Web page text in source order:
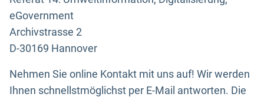
eGovernment
Archivstrasse 2
D-30169 Hannover
Nehmen Sie online Kontakt mit uns auf! Wir werden
Ihnen schnellstmöglichst per E-Mail antworten. Die